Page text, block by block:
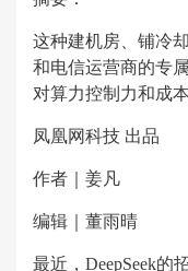
这种建机房、铺冷
和电信运营商的专
对算力控制力和成
凤凰网科技 出品
作者｜姜凡
编辑｜董雨晴
最近，DeepSeek的